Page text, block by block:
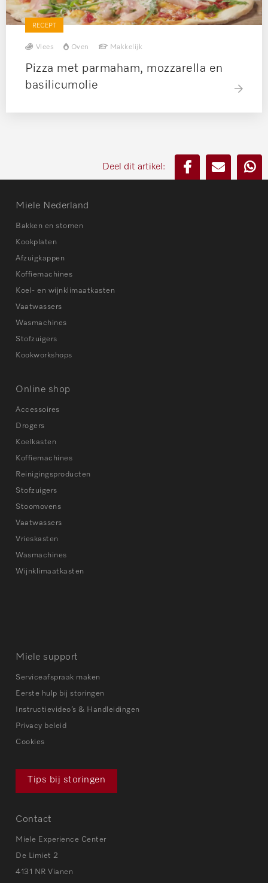
RECEPT
Vlees Oven Makkelijk
Pizza met parmaham, mozzarella en
basilicumolie
Deel dit artikel:
Miele Nederland
Bakken en stomen
Kookplaten
Afzuigkappen
Koffiemachines
Koel- en wijnklimaatkasten
Vaatwassers
Wasmachines
Stofzuigers
Kookworkshops
Online shop
Accessoires
Drogers
Koelkasten
Koffiemachines
Reinigingsproducten
Stofzuigers
Stoomovens
Vaatwassers
Vrieskasten
Wasmachines
Wijnklimaatkasten
Miele support
Serviceafspraak maken
Eerste hulp bij storingen
Instructievideo’s & Handleidingen
Privacy beleid
Cookies
Tips bij storingen
Contact
Miele Experience Center
De Limiet 2
4131 NR Vianen